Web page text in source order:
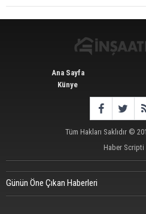
Ana Sayfa
Künye
Tüm Hakları Saklıdır ©
Haber Scripti
Günün Öne Çıkan Haberleri